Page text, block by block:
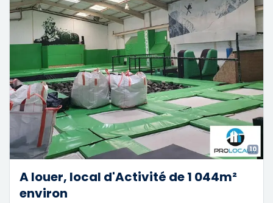
10
A louer, local d'Activité de 1 044m²
environ